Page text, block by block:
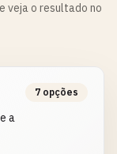
veja o resultado no
a
7 opções